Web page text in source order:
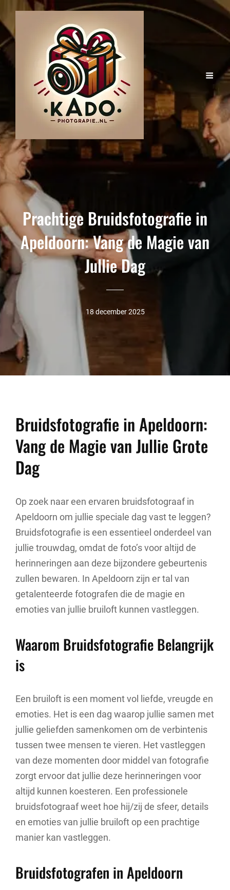
Prachtige Bruidsfotografie in
Apeldoorn: Vang de Magie van
Jullie Dag
18 december 2025
Bruidsfotografie in Apeldoorn:
Vang de Magie van Jullie Grote
Dag
Op zoek naar een ervaren bruidsfotograaf in
Apeldoorn om jullie speciale dag vast te leggen?
Bruidsfotografie is een essentieel onderdeel van
jullie trouwdag, omdat de foto’s voor altijd de
herinneringen aan deze bijzondere gebeurtenis
zullen bewaren. In Apeldoorn zijn er tal van
getalenteerde fotografen die de magie en
emoties van jullie bruiloft kunnen vastleggen.
Waarom Bruidsfotografie Belangrijk
is
Een bruiloft is een moment vol liefde, vreugde en
emoties. Het is een dag waarop jullie samen met
jullie geliefden samenkomen om de verbintenis
tussen twee mensen te vieren. Het vastleggen
van deze momenten door middel van fotografie
zorgt ervoor dat jullie deze herinneringen voor
altijd kunnen koesteren. Een professionele
bruidsfotograaf weet hoe hij/zij de sfeer, details
en emoties van jullie bruiloft op een prachtige
manier kan vastleggen.
Bruidsfotografen in Apeldoorn